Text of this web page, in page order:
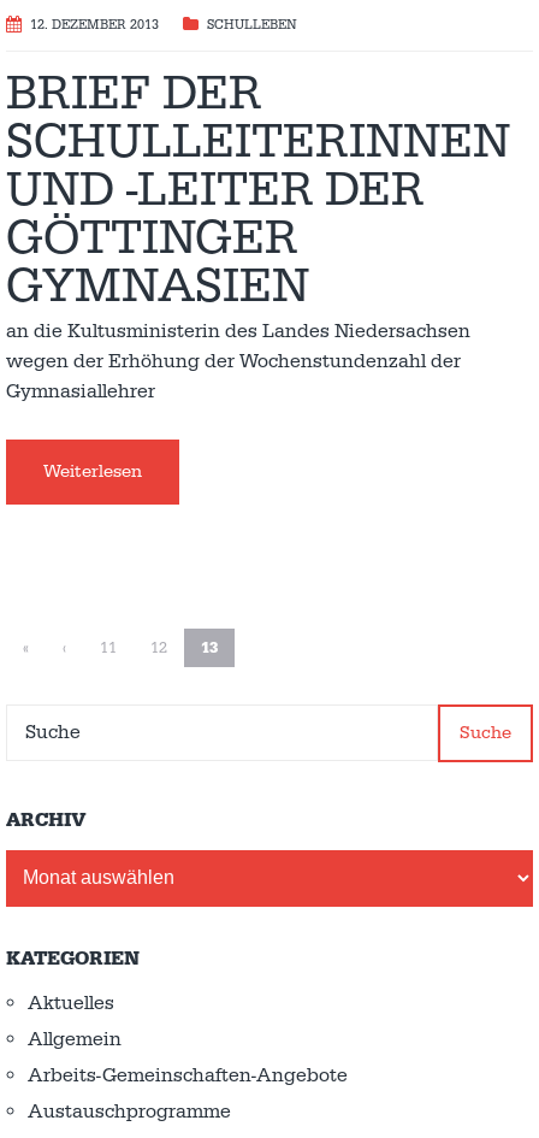
12. DEZEMBER 2013 SCHULLEBEN
BRIEF DER
SCHULLEITERINNEN
UND -LEITER DER
GÖTTINGER
GYMNASIEN
an die Kultusministerin des Landes Niedersachsen
wegen der Erhöhung der Wochenstundenzahl der
Gymnasiallehrer
Weiterlesen
« ‹ 11 12 13
Suche
ARCHIV
KATEGORIEN
Aktuelles
Allgemein
Arbeits-Gemeinschaften-Angebote
Austausch­programme